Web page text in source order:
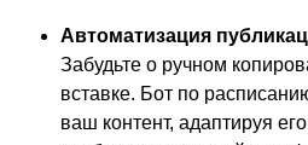
Автоматизация
Забудьте о ручном
вставке. Бот по
ваш контент, адаптируя